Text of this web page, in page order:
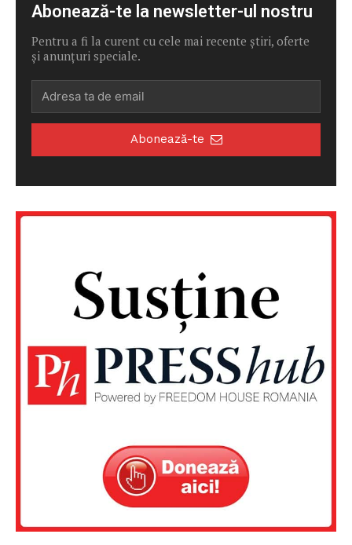
Abonează-te la newsletter-ul nostru
Pentru a fi la curent cu cele mai recente știri, oferte
și anunțuri speciale.
Abonează-te